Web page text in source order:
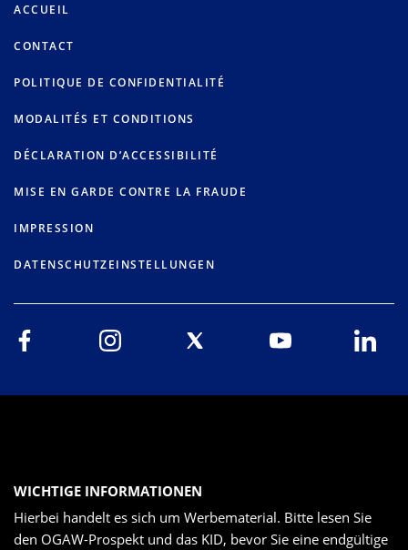
ACCUEIL
CONTACT
POLITIQUE DE CONFIDENTIALITÉ
MODALITÉS ET CONDITIONS
DÉCLARATION D’ACCESSIBILITÉ
MISE EN GARDE CONTRE LA FRAUDE
IMPRESSION
DATENSCHUTZEINSTELLUNGEN
WICHTIGE INFORMATIONEN
Hierbei handelt es sich um Werbematerial. Bitte lesen Sie
den OGAW-Prospekt und das KID, bevor Sie eine endgültige